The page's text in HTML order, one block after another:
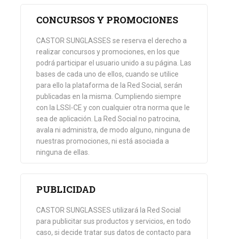
CONCURSOS Y PROMOCIONES
CASTOR SUNGLASSES se reserva el derecho a
realizar concursos y promociones, en los que
podrá participar el usuario unido a su página. Las
bases de cada uno de ellos, cuando se utilice
para ello la plataforma de la Red Social, serán
publicadas en la misma. Cumpliendo siempre
con la LSSI-CE y con cualquier otra norma que le
sea de aplicación. La Red Social no patrocina,
avala ni administra, de modo alguno, ninguna de
nuestras promociones, ni está asociada a
ninguna de ellas.
PUBLICIDAD
CASTOR SUNGLASSES utilizará la Red Social
para publicitar sus productos y servicios, en todo
caso, si decide tratar sus datos de contacto para